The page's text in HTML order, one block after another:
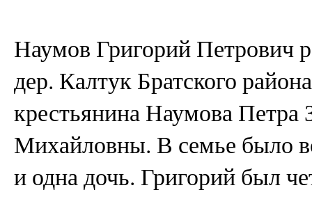
Наумов Григорий Петрович
дер. Калтук Братского
крестьянина Наумова
Михайловны. В семье было
и одна дочь. Григорий был